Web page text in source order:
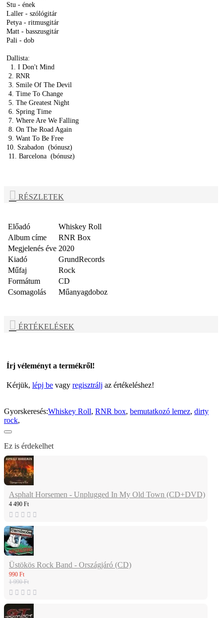
Stu - ének
Laller - szólógitár
Petya - ritmusgitár
Matt - basszusgitár
Pali - dob
Dallista:
1. I Don't Mind
2. RNR
3. Smile Of The Devil
4. Time To Change
5. The Greatest Night
6. Spring Time
7. Where Are We Falling
8. On The Road Again
9. Want To Be Free
10. Szabadon (bónusz)
11. Barcelona (bónusz)
RÉSZLETEK
Előadó
Whiskey Roll
Album címe
RNR Box
Megjelenés éve 2020
Kiadó
GrundRecords
Műfaj
Rock
Formátum
CD
Csomagolás
Műanyagdoboz
ÉRTÉKELÉSEK
Írj véleményt a termékről!
Kérjük, lépj be vagy regisztrálj az értékeléshez!
Gyorskeresés:Whiskey Roll, RNR box, bemutatkozó lemez, dirty
rock,
Ez is érdekelhet
Asphalt Horsemen - Unplugged In My Old Town (CD+DVD)
4 490 Ft
Üstökös Rock Band - Országjáró (CD)
990 Ft
1 990 Ft